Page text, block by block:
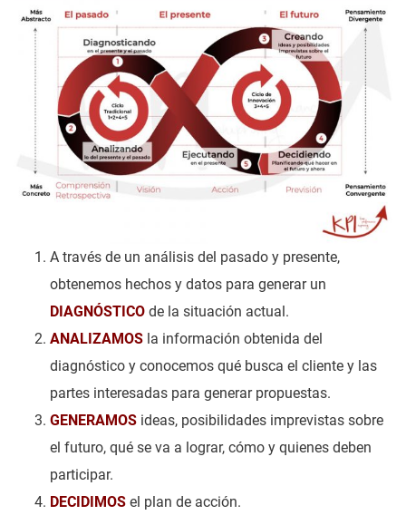
A través de un análisis del pasado y presente,
obtenemos hechos y datos para generar un
DIAGNÓSTICO de la situación actual.
ANALIZAMOS la información obtenida del
diagnóstico y conocemos qué busca el cliente y las
partes interesadas para generar propuestas.
GENERAMOS ideas, posibilidades imprevistas sobre
el futuro, qué se va a lograr, cómo y quienes deben
participar.
DECIDIMOS el plan de acción.